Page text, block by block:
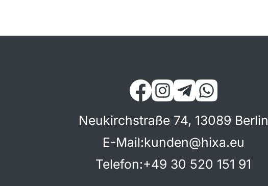
Neukirchstraße 74, 13089 Berlin
E-Mail:kunden@hixa.eu
Telefon:+49 30 520 151 91